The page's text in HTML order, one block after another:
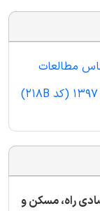
مطالعات
راه، مسکن و